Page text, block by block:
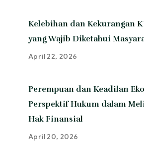
Kelebihan dan Kekurangan
yang Wajib Diketahui
April 22, 2026
Perempuan dan Keadilan
Perspektif Hukum dalam
Hak Finansial
April 20, 2026